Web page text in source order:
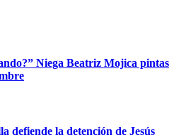
Niega Beatriz Mojica pintas
defiende la detención de Jesús